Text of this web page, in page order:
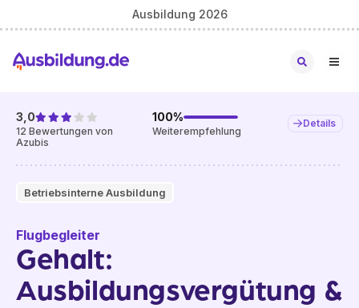
Ausbildung 2026
Betriebsinterne Ausbildung
3,0
12 Bewertungen von
Azubis
100%
Weiterempfehlung
Details
Flugbegleiter
Gehalt:
Ausbildungsvergütung &